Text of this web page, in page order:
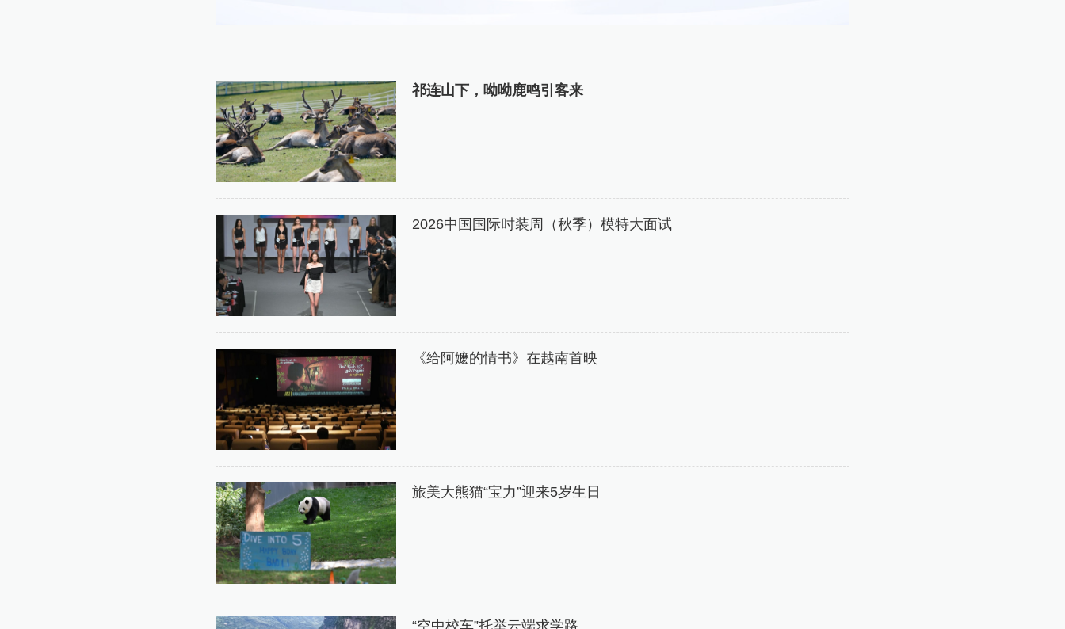
祁连山下，呦呦鹿鸣引客来
2026中国国际时装周（秋季）模特大面试
《给阿嬷的情书》在越南首映
旅美大熊猫“宝力”迎来5岁生日
“空中校车”托举云端求学路